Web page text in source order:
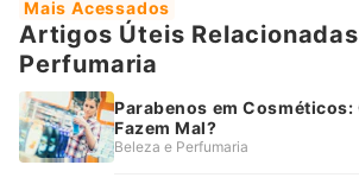
Mais Acessados
Artigos Úteis
Perfumaria
Parabenos em Cosméticos:
Fazem Mal?
Beleza e Perfumaria